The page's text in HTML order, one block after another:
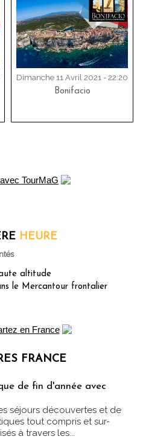
Dimanche 11 Avril 2021 - 22:20
Bonifacio
HEURE
altitude
le Mercantour frontalier
FRANCE
de fin d'année avec
séjours découvertes et de
tout compris et sur-
à travers les...